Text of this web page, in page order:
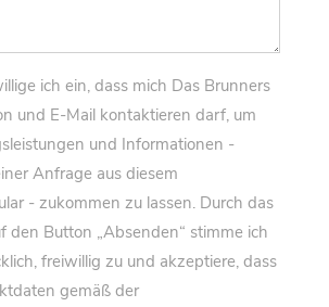
ich ein, dass mich Das Brunners
und E-Mail kontaktieren darf, um
und Informationen -
Anfrage aus diesem
- zukommen zu lassen. Durch das
den Button „Absenden“ stimme ich
freiwillig zu und akzeptiere, dass
gemäß der